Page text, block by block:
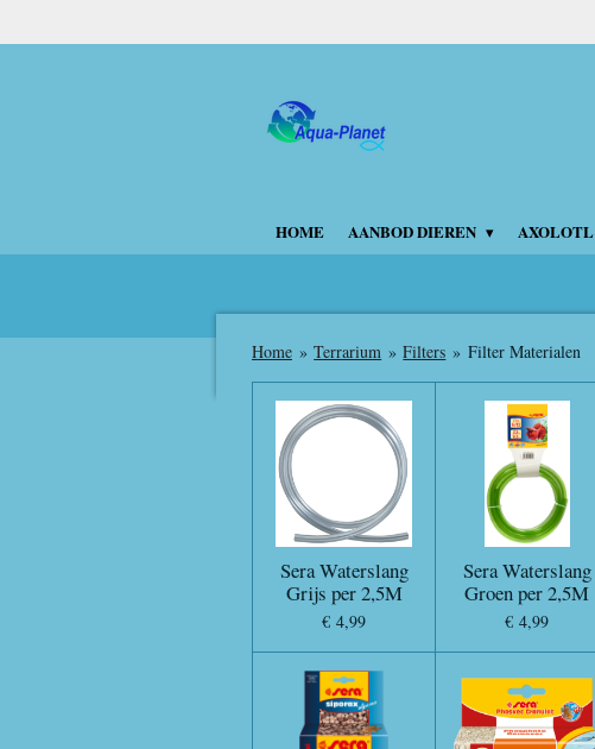
HOME AANBOD DIEREN AXOLOTL
Home » Terrarium » Filters » Filter Materialen
Sera Waterslang
Grijs per 2,5M
€ 4,99
Sera Waterslang
Groen per 2,5M
€ 4,99